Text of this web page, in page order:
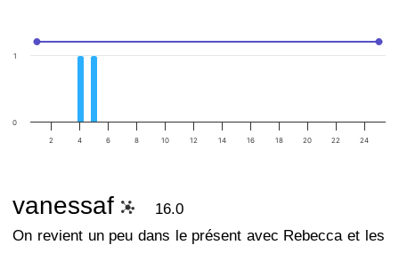
2 4 6 8 10 12 14 16 18 20 22 24
0
1
vanessaf
16.0
On revient un peu dans le présent avec Rebecca et les